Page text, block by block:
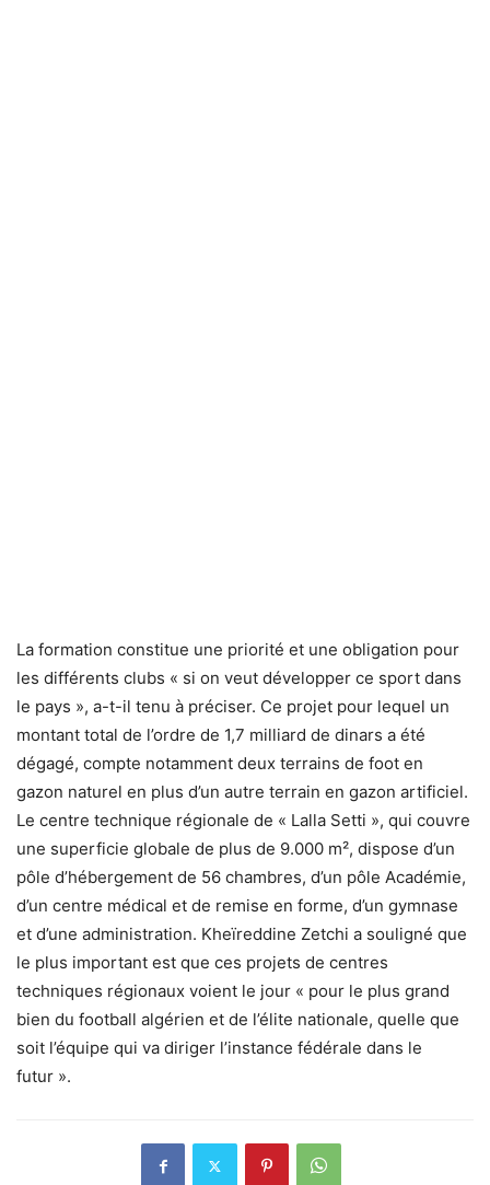
La formation constitue une priorité et une obligation pour
les différents clubs « si on veut développer ce sport dans
le pays », a-t-il tenu à préciser. Ce projet pour lequel un
montant total de l’ordre de 1,7 milliard de dinars a été
dégagé, compte notamment deux terrains de foot en
gazon naturel en plus d’un autre terrain en gazon artificiel.
Le centre technique régionale de « Lalla Setti », qui couvre
une superficie globale de plus de 9.000 m², dispose d’un
pôle d’hébergement de 56 chambres, d’un pôle Académie,
d’un centre médical et de remise en forme, d’un gymnase
et d’une administration. Kheïreddine Zetchi a souligné que
le plus important est que ces projets de centres
techniques régionaux voient le jour « pour le plus grand
bien du football algérien et de l’élite nationale, quelle que
soit l’équipe qui va diriger l’instance fédérale dans le
futur ».